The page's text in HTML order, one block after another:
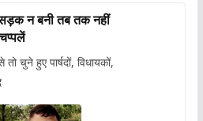
न बनी तब तक नहीं
चुने हुए पार्षदों, विधायकों,